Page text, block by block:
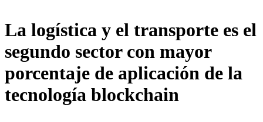
La logística y el transporte es el
segundo sector con mayor
porcentaje de aplicación de la
tecnología blockchain